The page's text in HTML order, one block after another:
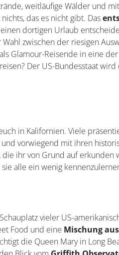
weitläufige Wälder und
das es nicht gibt. Das
dortigen Urlaub
zwischen der riesigen
Glamour-Reisende in eine der
reisen? Der US-Bundesstaat
in Kalifornien. Viele
vorwiegend mit ihren
ihr von Grund auf erkunden
alle ein wenig
vieler US-
Food und eine Mischung
die Queen Mary in Long